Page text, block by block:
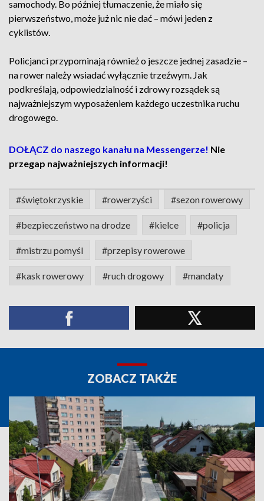
samochody. Bo później tłumaczenie, że miało się
pierwszeństwo, może już nic nie dać – mówi jeden z
cyklistów.
Policjanci przypominają również o jeszcze jednej zasadzie –
na rower należy wsiadać wyłącznie trzeźwym. Jak
podkreślają, odpowiedzialność i zdrowy rozsądek są
najważniejszym wyposażeniem każdego uczestnika ruchu
drogowego.
DOŁĄCZ do naszego kanału na Messengerze! Nie
przegap najważniejszych informacji!
#świętokrzyskie #rowerzyści #sezon rowerowy
#bezpieczeństwo na drodze #kielce #policja
#mistrzu pomyśl #przepisy rowerowe
#kask rowerowy #ruch drogowy #mandaty
ZOBACZ TAKŻE